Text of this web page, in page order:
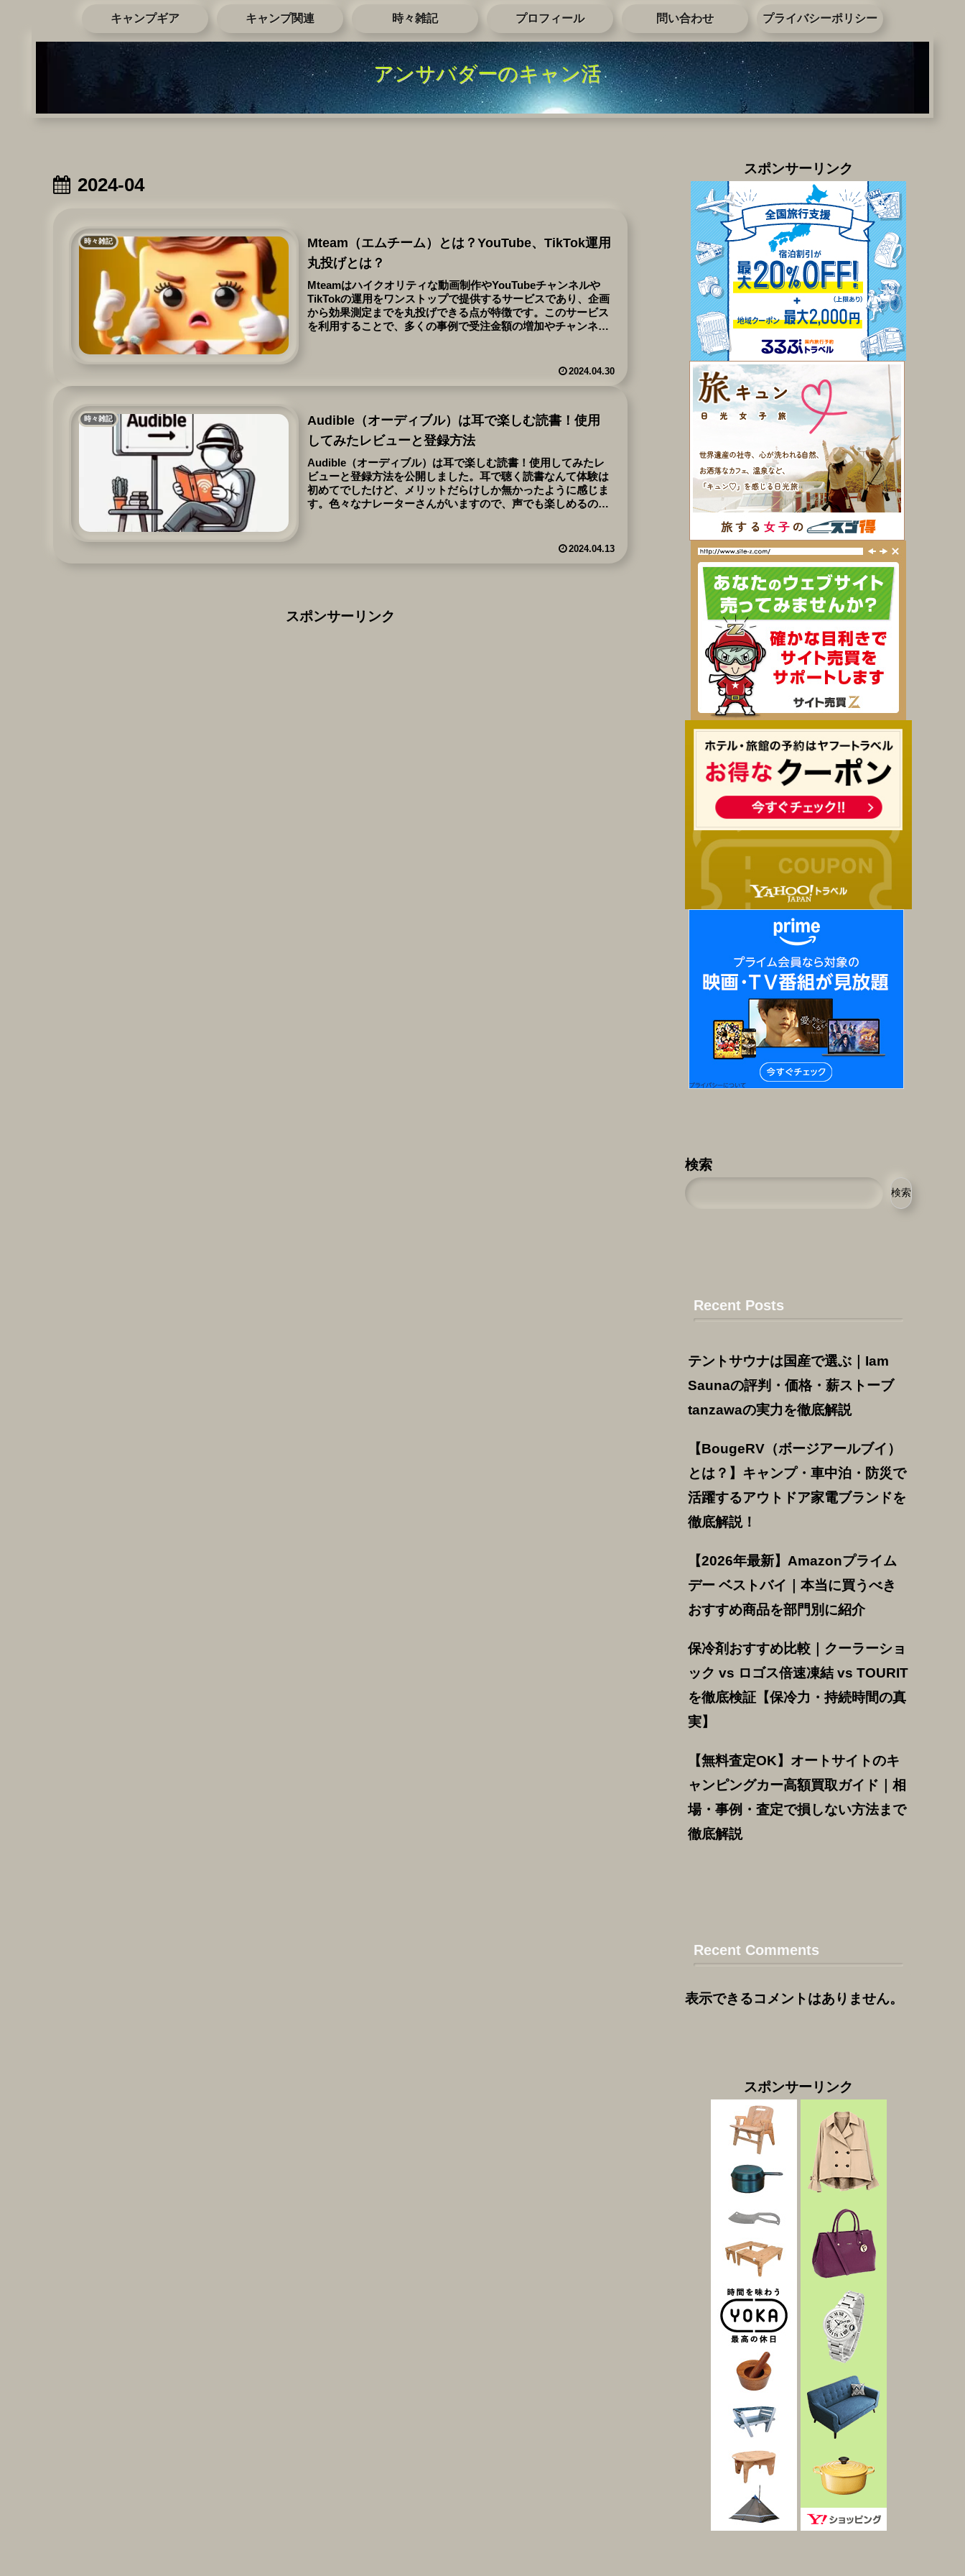
アンサバダーのキャン活
キャンプギア キャンプ関連 時々雑記 プロフィール 問い合わせ プライバシーポリシー
2024-04
時々雑記
Mteam（エムチーム）とは？YouTube、TikTok運用
丸投げとは？
Mteamはハイクオリティな動画制作やYouTubeチャンネルや
TikTokの運用をワンストップで提供するサービスであり、企画
から効果測定までを丸投げできる点が特徴です。このサービス
を利用することで、多くの事例で受注金額の増加やチャンネル
2024.04.30
時々雑記
Audible（オーディブル）は耳で楽しむ読書！使用
してみたレビューと登録方法
Audible（オーディブル）は耳で楽しむ読書！使用してみたレ
ビューと登録方法を公開しました。耳で聴く読書なんて体験は
初めてでしたけど、メリットだらけしか無かったように感じま
す。色々なナレーターさんがいますので、声でも楽しめるのは
2024.04.13
スポンサーリンク
スポンサーリンク
検索
検索
Recent Posts
テントサウナは国産で選ぶ｜Iam
Saunaの評判・価格・薪ストーブ
tanzawaの実力を徹底解説
【BougeRV（ボージアールブイ）
とは？】キャンプ・車中泊・防災で
活躍するアウトドア家電ブランドを
徹底解説！
【2026年最新】Amazonプライム
デー ベストバイ｜本当に買うべき
おすすめ商品を部門別に紹介
保冷剤おすすめ比較｜クーラーショ
ック vs ロゴス倍速凍結 vs TOURIT
を徹底検証【保冷力・持続時間の真
実】
【無料査定OK】オートサイトのキ
ャンピングカー高額買取ガイド｜相
場・事例・査定で損しない方法まで
徹底解説
Recent Comments
表示できるコメントはありません。
スポンサーリンク